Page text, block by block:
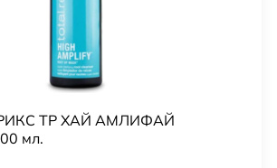
ТР ХАЙ АМЛИФАЙ
мл.